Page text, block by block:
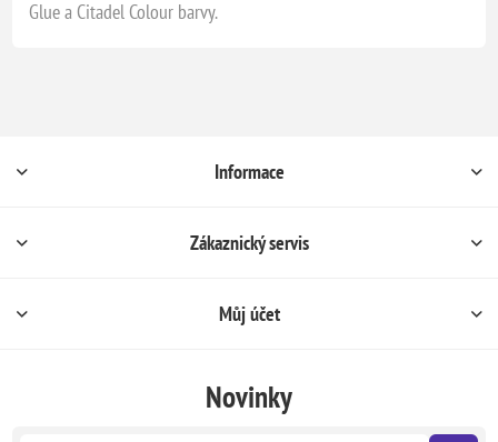
Glue a Citadel Colour barvy.
Informace
Zákaznický servis
Můj účet
Novinky